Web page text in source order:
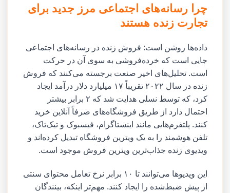
چرا رسانه‌های اجتماعی مرز جدید برای
تجارت زنده هستند
داده‌ها روشن است: فروش زنده در رسانه‌های اجتماعی
جایی است که خرده‌فروشی به سوی آن در حرکت
است. تحلیل‌های اخیر صنعت برجسته می‌کنند که فروش
زنده در سال ۲۰۲۲ تقریباً ۱۷ میلیارد دلار درآمد ایجاد
کرد، که توسط نسلی هدایت شد که ۲ برابر بیشتر
احتمال دارد از طریق فروشگاه‌های صرفاً آنلاین خرید
کنند. پلتفرم‌هایی مانند اینستاگرام، فیسبوک و تیک‌تاک،
تلفن هوشمند را به یک ویترین فروشگاه تبدیل کرده‌اند و
ویدیوی زنده جذاب‌ترین ویترین فروش موجود است.
این ویدیوها می‌توانند تا ۱۰ برابر نرخ تعامل محتوای سنتی
از پیش ضبط‌شده را ایجاد کنند. مهم‌تر اینکه، بینندگان